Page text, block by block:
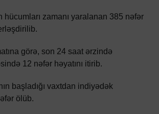
hücumları zamanı yaralanan 385 nəfər
görə, son 24 saat ərzində
12 nəfər həyatını itirib.
başladığı vaxtdan indiyədək
ölüb.